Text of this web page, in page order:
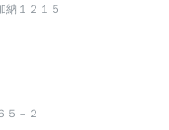
納１２１５
５－２